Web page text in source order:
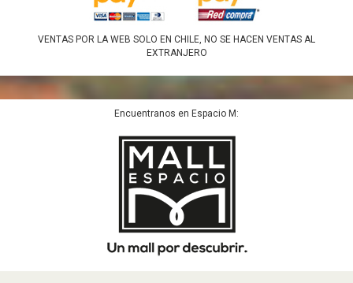
VENTAS POR LA WEB SOLO EN CHILE, NO SE HACEN VENTAS AL
EXTRANJERO
Encuentranos en Espacio M: